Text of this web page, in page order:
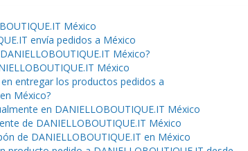
México
envía pedidos a México
México?
México
entregar los productos pedidos a
México?
en DANIELLOBOUTIQUE.IT México
de DANIELLOBOUTIQUE.IT México
de DANIELLOBOUTIQUE.IT en México